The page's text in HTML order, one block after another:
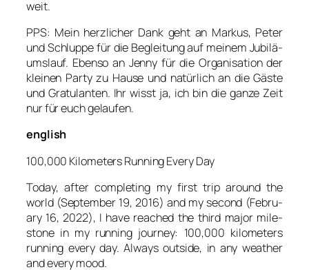
weit.
PPS: Mein herz­li­cher Dank geht an Mar­kus, Peter
und Schlup­pe für die Beglei­tung auf mei­nem Jubi­lä­
ums­lauf. Eben­so an Jen­ny für die Orga­ni­sa­ti­on der
klei­nen Par­ty zu Hau­se und natür­lich an die Gäs­te
und Gra­tu­lan­ten. Ihr wisst ja, ich bin die gan­ze Zeit
nur für euch gelau­fen.
eng­lish
100,000 Kilo­me­ters Run­ning Every Day
Today, after com­ple­ting my first trip around the
world (Sep­tem­ber 19, 2016) and my second (Febru­
ary 16, 2022), I have rea­ched the third major mile­
stone in my run­ning jour­ney: 100,000 kilo­me­ters
run­ning every day. Always out­side, in any wea­ther
and every mood.